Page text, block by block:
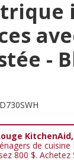
-
de
800 $.